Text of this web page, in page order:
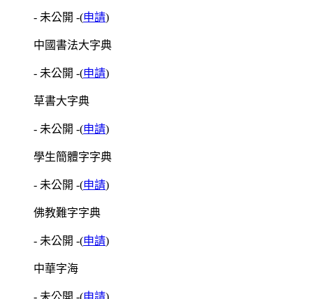
- 未公開 -(申請)
中國書法大字典
- 未公開 -(申請)
草書大字典
- 未公開 -(申請)
學生簡體字字典
- 未公開 -(申請)
佛教難字字典
- 未公開 -(申請)
中華字海